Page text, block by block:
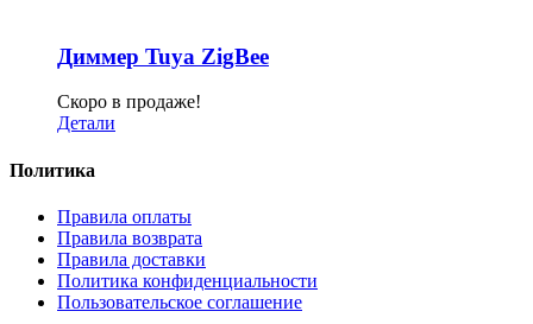
Диммер Tuya ZigBee
Скоро в продаже!
Детали
Политика
Правила оплаты
Правила возврата
Правила доставки
Политика конфиденциальности
Пользовательское соглашение